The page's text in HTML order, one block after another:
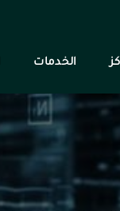
الخدمات